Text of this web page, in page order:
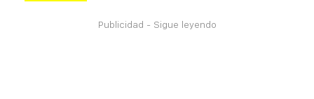
Publicidad - Sigue leyendo